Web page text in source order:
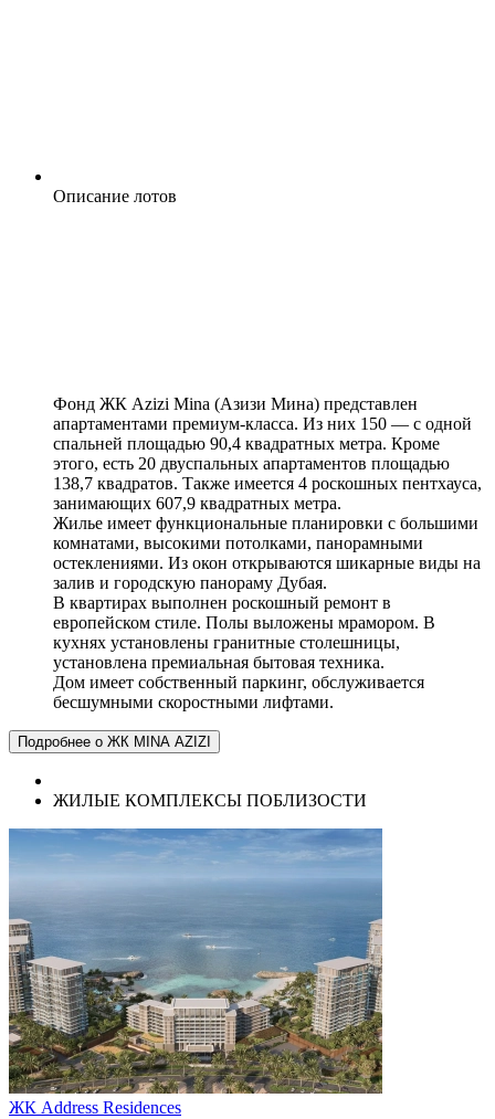
Описание лотов
Фонд ЖК Azizi Mina (Азизи Мина) представлен
апартаментами премиум-класса. Из них 150 — с одной
спальней площадью 90,4 квадратных метра. Кроме
этого, есть 20 двуспальных апартаментов площадью
138,7 квадратов. Также имеется 4 роскошных пентхауса,
занимающих 607,9 квадратных метра.
Жилье имеет функциональные планировки с большими
комнатами, высокими потолками, панорамными
остеклениями. Из окон открываются шикарные виды на
залив и городскую панораму Дубая.
В квартирах выполнен роскошный ремонт в
европейском стиле. Полы выложены мрамором. В
кухнях установлены гранитные столешницы,
установлена премиальная бытовая техника.
Дом имеет собственный паркинг, обслуживается
бесшумными скоростными лифтами.
Подробнее о ЖК MINA AZIZI
ЖИЛЫЕ КОМПЛЕКСЫ ПОБЛИЗОСТИ
ЖК Address Residences